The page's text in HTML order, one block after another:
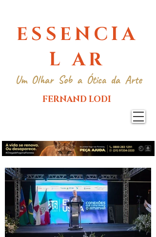
ESSENCIA
L AR
Um Olhar Sob a Ótica da Arte
FERNAND LODI